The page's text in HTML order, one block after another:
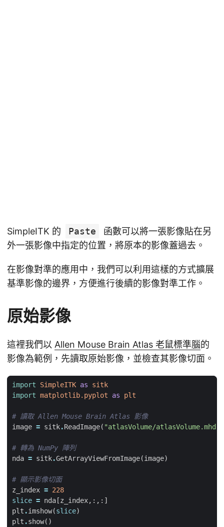
SimpleITK 的 Paste
函數可以將一張影像貼在另
外一張影像中指定的位置，將原本的影像蓋過去。
在影像對準的應用中，我們可以利用這樣的方式擴展
基準影像的邊界，方便進行後續的影像對準工作。
原始影像
這裡我們以 Allen Mouse Brain Atlas 老鼠標準腦的
影像為範例，先讀取原始影像，並檢查其影像切面。
import SimpleITK as
sitk
import matplotlib.pyplot as plt
# 讀取 Allen Mouse Brain Atlas 影像
image = sitk.ReadImage( "atlasVolume/atlasVolume.mhd"
# 轉為 NumPy 陣列
nda = sitk.GetArrayViewFromImage(image)
# 顯示影像切面
z_index = 228
slice = nda [z_index,:,:]
plt .imshow(slice)
plt .show()